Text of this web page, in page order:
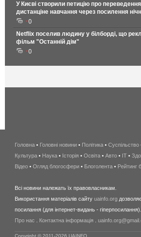
У Києві створили петицію про
дистанціне навчання через посилення
0
Netflix поселив людину у білборді, що
фільм "Останній дім"
0
Головна • Головні новини • Політика • Суспільство
Культура • Наука • Історія • Освіта • Авто • IT •
Відео • Огляд блогосфери • Блоголента • Рейтинг
Всі новини належать їх правовласникам.
Використання матеріалів сайту uainfo.org
посилання (для інтернет-видань - гіперпосилання).
Про нас . Контактна інформація .